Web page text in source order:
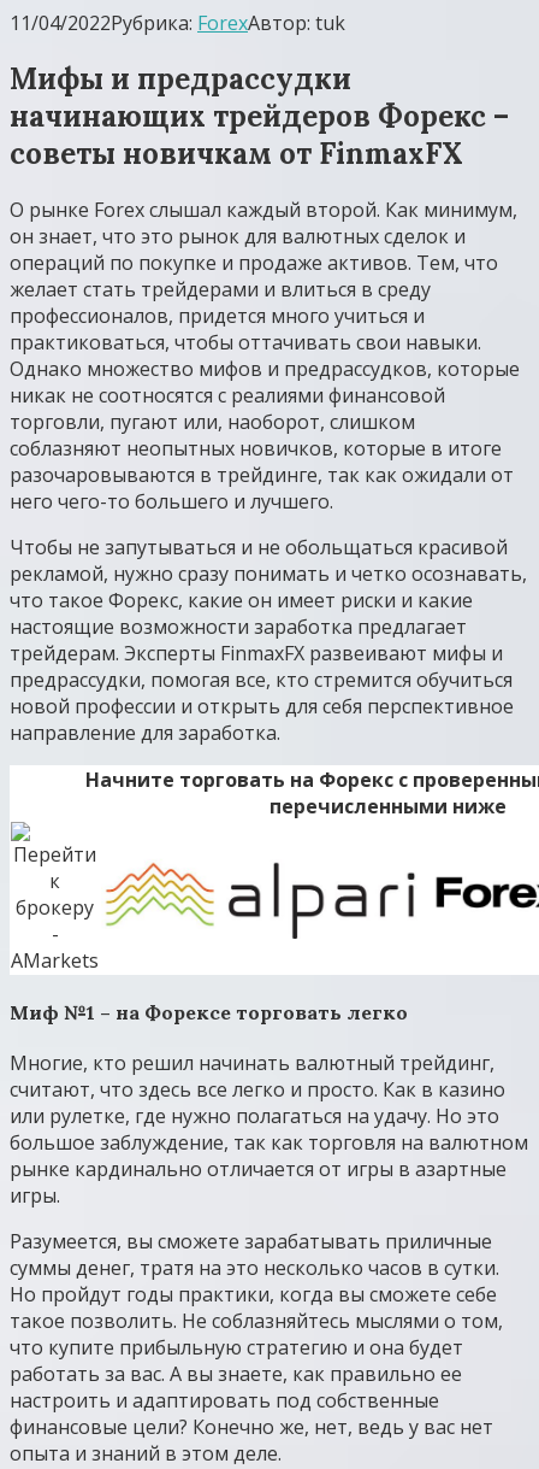
11/04/2022Рубрика: ForexАвтор: tuk
Мифы и предрассудки
начинающих трейдеров Форекс –
советы новичкам от FinmaxFX
О рынке Forex слышал каждый второй. Как минимум,
он знает, что это рынок для валютных сделок и
операций по покупке и продаже активов. Тем, что
желает стать трейдерами и влиться в среду
профессионалов, придется много учиться и
практиковаться, чтобы оттачивать свои навыки.
Однако множество мифов и предрассудков, которые
никак не соотносятся с реалиями финансовой
торговли, пугают или, наоборот, слишком
соблазняют неопытных новичков, которые в итоге
разочаровываются в трейдинге, так как ожидали от
него чего-то большего и лучшего.
Чтобы не запутываться и не обольщаться красивой
рекламой, нужно сразу понимать и четко осознавать,
что такое Форекс, какие он имеет риски и какие
настоящие возможности заработка предлагает
трейдерам. Эксперты FinmaxFX развеивают мифы и
предрассудки, помогая все, кто стремится обучиться
новой профессии и открыть для себя перспективное
направление для заработка.
Начните торговать на Форекс с
перечисленными ниже
Миф №1 – на Форексе торговать легко
Многие, кто решил начинать валютный трейдинг,
считают, что здесь все легко и просто. Как в казино
или рулетке, где нужно полагаться на удачу. Но это
большое заблуждение, так как торговля на валютном
рынке кардинально отличается от игры в азартные
игры.
Разумеется, вы сможете зарабатывать приличные
суммы денег, тратя на это несколько часов в сутки.
Но пройдут годы практики, когда вы сможете себе
такое позволить. Не соблазняйтесь мыслями о том,
что купите прибыльную стратегию и она будет
работать за вас. А вы знаете, как правильно ее
настроить и адаптировать под собственные
финансовые цели? Конечно же, нет, ведь у вас нет
опыта и знаний в этом деле.